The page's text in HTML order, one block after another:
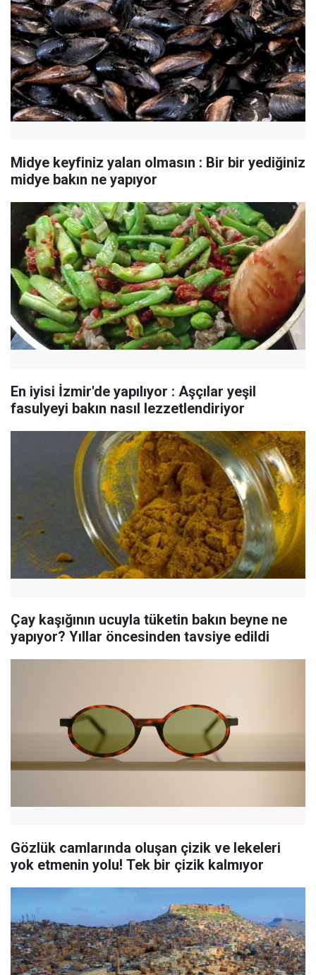
Midye keyfiniz yalan olmasın : Bir bir yediğiniz
midye bakın ne yapıyor
En iyisi İzmir'de yapılıyor : Aşçılar yeşil
fasulyeyi bakın nasıl lezzetlendiriyor
Çay kaşığının ucuyla tüketin bakın beyne ne
yapıyor? Yıllar öncesinden tavsiye edildi
Gözlük camlarında oluşan çizik ve lekeleri
yok etmenin yolu! Tek bir çizik kalmıyor